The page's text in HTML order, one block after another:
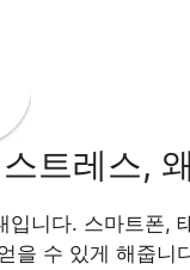
트레스,
입니다. 스마트폰,
을 수 있게 해줍